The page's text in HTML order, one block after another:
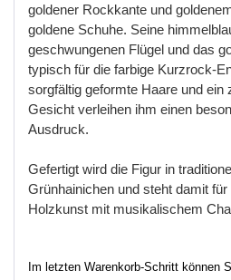
goldener Rockkante und
goldene Schuhe. Seine
geschwungenen Flügel und das
typisch für die farbige Kurzrock-
sorgfältig geformte Haare und ein
Gesicht verleihen ihm einen
Ausdruck.
Gefertigt wird die Figur in
Grünhainichen und steht damit
Holzkunst mit musikalischem
Im letzten Warenkorb-Schritt können